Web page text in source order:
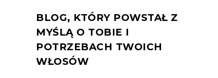
BLOG, KTÓRY POWSTAŁ Z
MYŚLĄ O TOBIE I
POTRZEBACH TWOICH
WŁOSÓW